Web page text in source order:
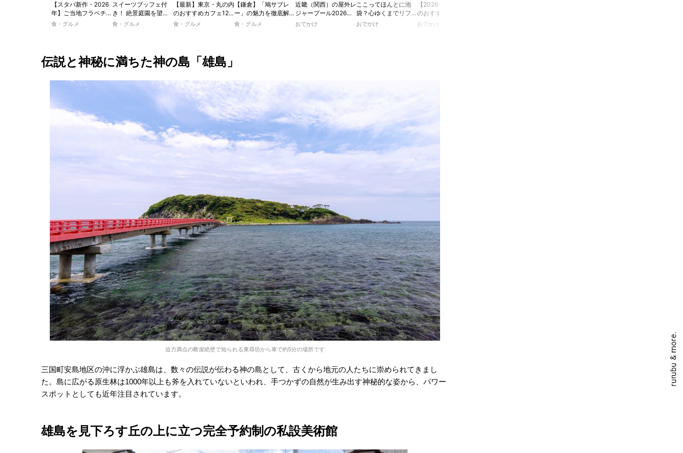
【スタバ新作・2026
年】ご当地フラペチー
ノが新登場！ 地域と
PROGRAM」が青
森・群馬・沖縄で始
食レポート
食・グルメ
スイーツブッフェ付
き！ 絶景庭園を望む
ホテルレストランで味
食・グルメ
【最新】東京・丸の内
のおすすめカフェ12
選｜ひとりでゆったり
ルラウンジまで！
食・グルメ
【鎌倉】「鳩サブレ
ー」の魅力を徹底解
説！ 定番商品から限
食・グルメ
近畿（関西）の屋外レ
ジャープール2026！
ウォータースライダー
おでかけ
ここってほんとに池
袋？心ゆくまでリフレ
ッシュできる池袋・街
おでかけ
【2026年最新】関東
のおすすめの屋内プー
ル人気10選
おでかけ
伝説と神秘に満ちた神の島「雄島」
迫力満点の断崖絶壁で知られる東尋坊から車で約5分の場所です
三国町安島地区の沖に浮かぶ雄島は、数々の伝説が伝わる神の島として、古くから地元の人たちに崇められてきまし
た。島に広がる原生林は1000年以上も斧を入れていないといわれ、手つかずの自然が生み出す神秘的な姿から、パワー
スポットとしても近年注目されています。
雄島を見下ろす丘の上に立つ完全予約制の私設美術館